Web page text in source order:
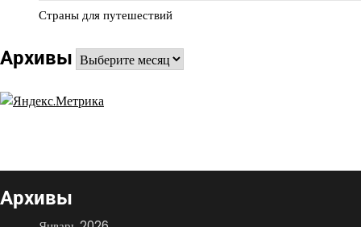
Страны для путешествий
Архивы Архивы
Архивы